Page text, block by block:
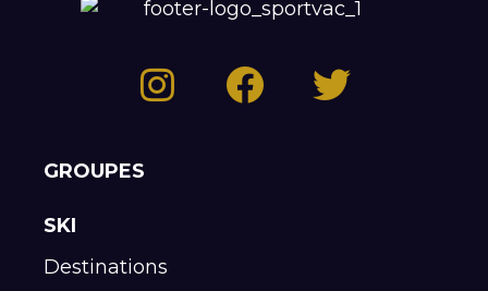
GROUPES
SKI
Destinations